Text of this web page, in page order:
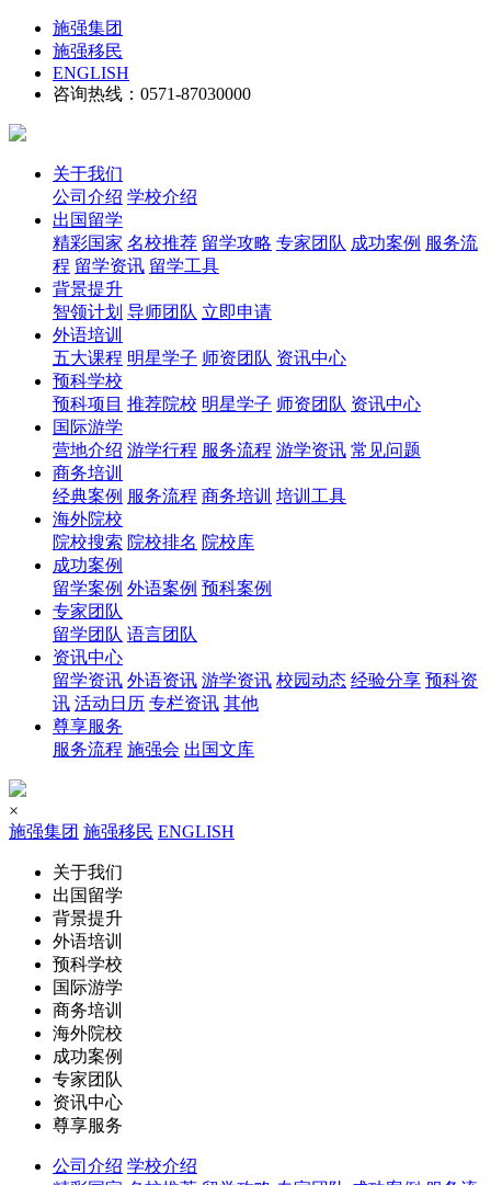
施强集团
施强移民
ENGLISH
咨询热线：0571-87030000
关于我们
公司介绍 学校介绍
出国留学
精彩国家 名校推荐 留学攻略 专家团队 成功案例 服务流
程 留学资讯 留学工具
背景提升
智领计划 导师团队 立即申请
外语培训
五大课程 明星学子 师资团队 资讯中心
预科学校
预科项目 推荐院校 明星学子 师资团队 资讯中心
国际游学
营地介绍 游学行程 服务流程 游学资讯 常见问题
商务培训
经典案例 服务流程 商务培训 培训工具
海外院校
院校搜索 院校排名 院校库
成功案例
留学案例 外语案例 预科案例
专家团队
留学团队 语言团队
资讯中心
留学资讯 外语资讯 游学资讯 校园动态 经验分享 预科资
讯 活动日历 专栏资讯 其他
尊享服务
服务流程 施强会 出国文库
×
施强集团 施强移民 ENGLISH
关于我们
出国留学
背景提升
外语培训
预科学校
国际游学
商务培训
海外院校
成功案例
专家团队
资讯中心
尊享服务
公司介绍 学校介绍